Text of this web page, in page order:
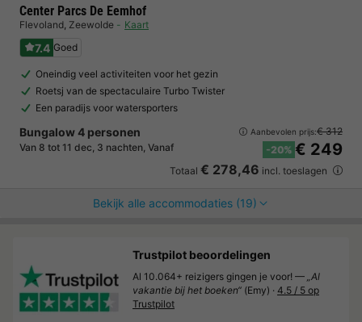
Center Parcs De Eemhof
Flevoland, Zeewolde Kaart
7.4 Goed
Oneindig veel activiteiten voor het gezin
Roetsj van de spectaculaire Turbo Twister
Een paradijs voor watersporters
Bungalow 4 personen
Van 8 tot 11 dec, 3 nachten, Vanaf
Aanbevolen prijs:€ 312
-20% € 249
Totaal € 278,46 incl. toeslagen
Bekijk alle accommodaties (19)
Trustpilot beoordelingen
Al 10.064+ reizigers gingen je voor! — „Al
vakantie bij het boeken“ (Emy) · 4.5 / 5 op
Trustpilot